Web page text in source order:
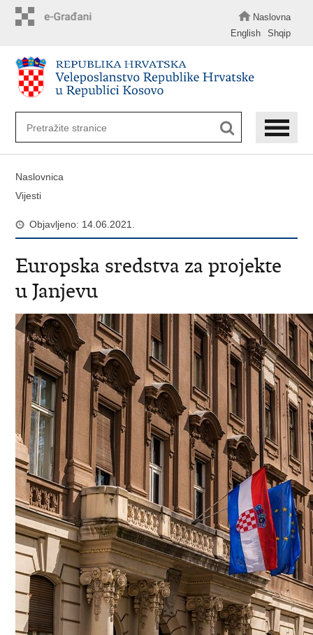
Naslovna
English
Shqip
Naslovnica
Vijesti
Objavljeno: 14.06.2021.
Europska sredstva za projekte
u Janjevu